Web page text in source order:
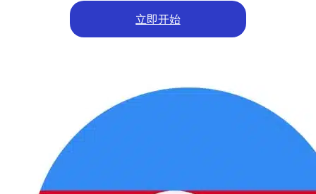
立即开始